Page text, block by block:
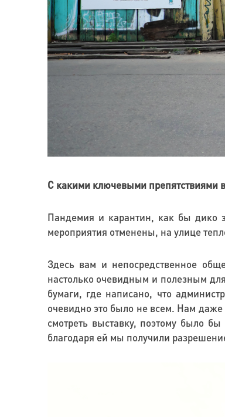
С какими ключевыми препятствиями
Пандемия и карантин, как бы дико
мероприятия отменены, на улице
Здесь вам и непосредственное
настолько очевидным и полезным
бумаги, где написано, что
очевидно это было не всем. Нам
смотреть выставку, поэтому было
благодаря ей мы получили